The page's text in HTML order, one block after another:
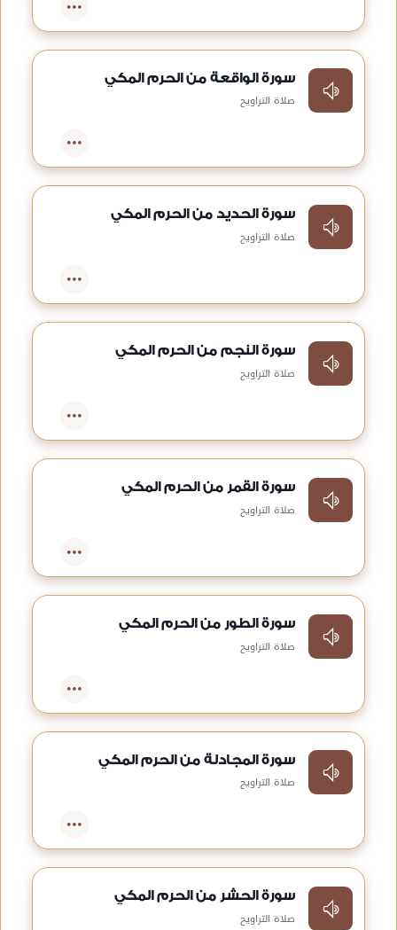
سورة الواقعة من الحرم المكي
صلاة التراويح
سورة الحديد من الحرم المكي
صلاة التراويح
سورة النجم من الحرم المكي
صلاة التراويح
سورة القمر من الحرم المكي
صلاة التراويح
سورة الطور من الحرم المكي
صلاة التراويح
سورة المجادلة من الحرم المكي
صلاة التراويح
سورة الحشر من الحرم المكي
صلاة التراويح